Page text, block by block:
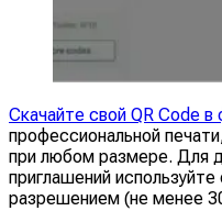
Скачайте свой QR Code
профессиональной
при любом размере. Для
приглашений
разрешением (не менее